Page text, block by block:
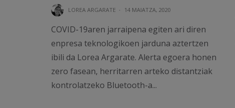
LOREA ARGARATE · 14 MAIATZA, 2020
COVID-19aren jarraipena egiten ari diren
enpresa teknologikoen jarduna aztertzen
ibili da Lorea Argarate. Alerta egoera honen
zero fasean, herritarren arteko distantziak
kontrolatzeko Bluetooth-a...